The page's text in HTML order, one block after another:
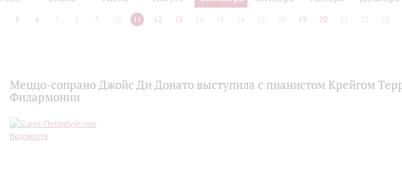
5 6 7 8 9 10 11 12 13 14 15 16 17 18 19 20 21 22 23
Меццо-сопрано Джойс Ди Донато выступила с пианистом Крейгом
Филармонии